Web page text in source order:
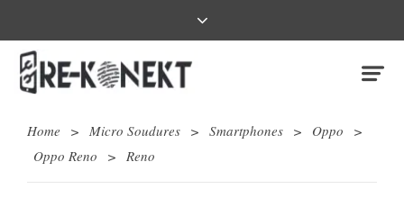
Home > Micro Soudures > Smartphones > Oppo
>
Oppo Reno
> Reno